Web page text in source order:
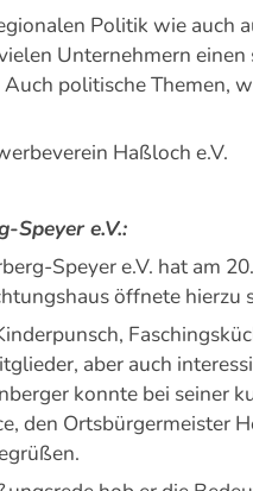
Politik wie auch
Unternehmern
Auch politische Themen,
Haßloch e.V.
Speyer e.V.:
Speyer e.V. hat am
öffnete hierzu
aber auch
konnte bei seiner
den Ortsbürgermeister